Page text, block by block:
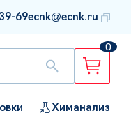
69ecnk@ecnk.ru
0
Химанализ